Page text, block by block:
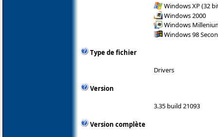
Windows XP (32
Windows 2000
Windows
Windows 98
Type de fichier
Drivers
Version
3.35 build 21093
Version complète